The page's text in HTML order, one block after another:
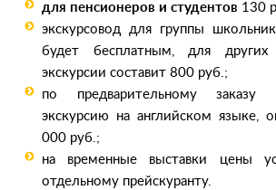
для пенсионеров и студентов 130
экскурсовод для группы
будет бесплатным, для других
экскурсии составит 800 руб.;
по предварительному заказу
экскурсию на английском языке,
000 руб.;
на временные выставки цены
отдельному прейскуранту.